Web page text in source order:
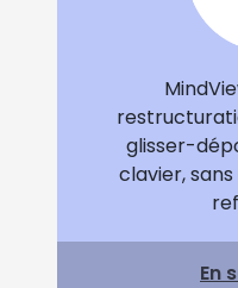
glisser-
clavier,
En